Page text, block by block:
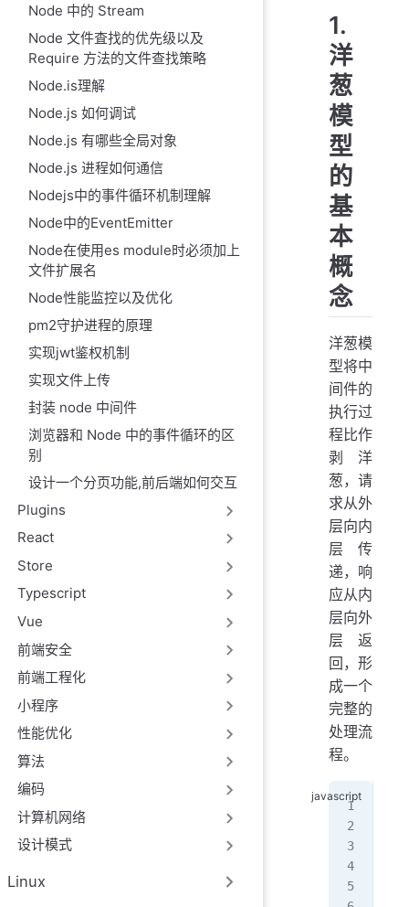
Node 中的 Stream
Node 文件査找的优先级以及
Require 方法的文件查找策略
Node.is理解
Node.js 如何调试
Node.js 有哪些全局对象
Node.js 进程如何通信
Nodejs中的事件循环机制理解
Node中的EventEmitter
Node在使用es module时必须加上
文件扩展名
Node性能监控以及优化
pm2守护进程的原理
实现jwt鉴权机制
实现文件上传
封装 node 中间件
浏览器和 Node 中的事件循环的区
别
设计一个分页功能,前后端如何交互
Plugins
React
Store
Typescript
Vue
前端安全
前端工程化
小程序
性能优化
算法
编码
计算机网络
设计模式
Linux
1.
洋
葱
模
型
的
基
本
概
念
洋葱模
型将中
间件的
执行过
程比作
剥洋
葱，请
求从外
层向内
层传
递，响
应从内
层向外
层返
回，形
成一个
完整的
处理流
程。